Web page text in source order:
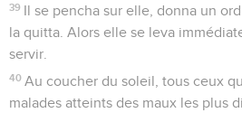
39 Il se pencha sur elle, donna un
la quitta. Alors elle se leva
servir.
40 Au coucher du soleil, tous ceux
malades atteints des maux les plus